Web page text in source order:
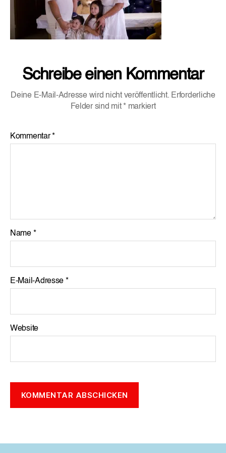
Schreibe einen Kommentar
Deine E-Mail-Adresse wird nicht veröffentlicht. Erforderliche
Felder sind mit * markiert
Kommentar*
Name *
E-Mail-Adresse *
Website